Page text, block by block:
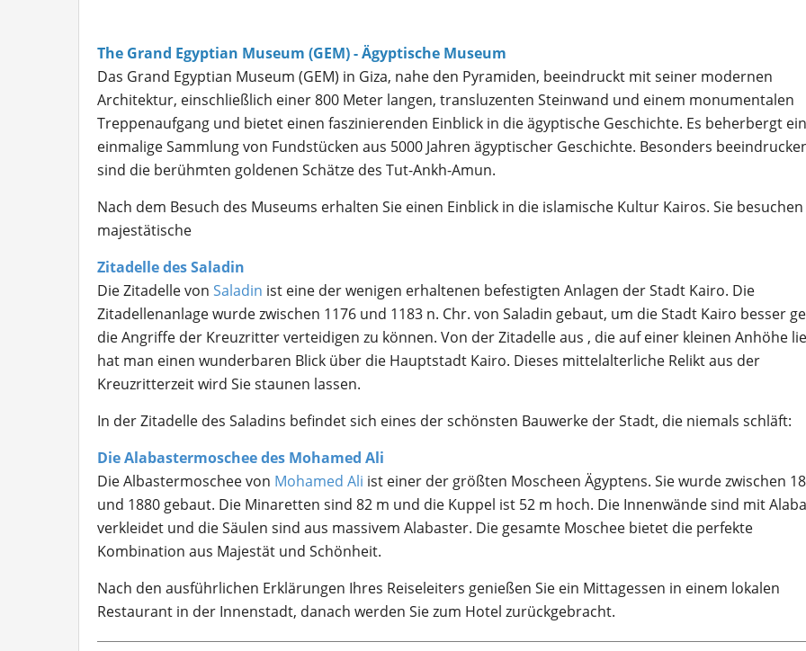
The Grand Egyptian Museum (GEM) - Ägyptische Museum
Das Grand Egyptian Museum (GEM) in Giza, nahe den Pyramiden, beeindruckt mit seiner modernen
Architektur, einschließlich einer 800 Meter langen, transluzenten Steinwand und einem monumentalen
Treppenaufgang und bietet einen faszinierenden Einblick in die ägyptische Geschichte. Es beherbergt
einmalige Sammlung von Fundstücken aus 5000 Jahren ägyptischer Geschichte. Besonders
sind die berühmten goldenen Schätze des Tut-Ankh-Amun.
Nach dem Besuch des Museums erhalten Sie einen Einblick in die islamische Kultur Kairos. Sie
majestätische
Zitadelle des Saladin
Die Zitadelle von Saladin ist eine der wenigen erhaltenen befestigten Anlagen der Stadt Kairo. Die
Zitadellenanlage wurde zwischen 1176 und 1183 n. Chr. von Saladin gebaut, um die Stadt Kairo besser
die Angriffe der Kreuzritter verteidigen zu können. Von der Zitadelle aus , die auf einer kleinen Anhöhe
hat man einen wunderbaren Blick über die Hauptstadt Kairo. Dieses mittelalterliche Relikt aus der
Kreuzritterzeit wird Sie staunen lassen.
In der Zitadelle des Saladins befindet sich eines der schönsten Bauwerke der Stadt, die niemals schläft:
Die Alabastermoschee des Mohamed Ali
Die Albastermoschee von Mohamed Ali ist einer der größten Moscheen Ägyptens. Sie wurde zwischen
und 1880 gebaut. Die Minaretten sind 82 m und die Kuppel ist 52 m hoch. Die Innenwände sind mit
verkleidet und die Säulen sind aus massivem Alabaster. Die gesamte Moschee bietet die perfekte
Kombination aus Majestät und Schönheit.
Nach den ausführlichen Erklärungen Ihres Reiseleiters genießen Sie ein Mittagessen in einem lokalen
Restaurant in der Innenstadt, danach werden Sie zum Hotel zurückgebracht.